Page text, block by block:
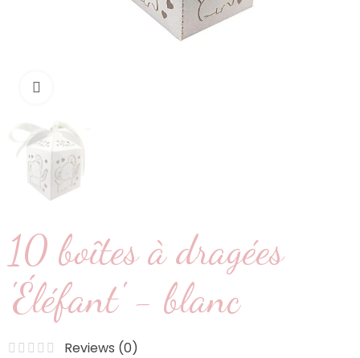
10 boîtes à dragées
'Éléfant' - blanc
Reviews (0)